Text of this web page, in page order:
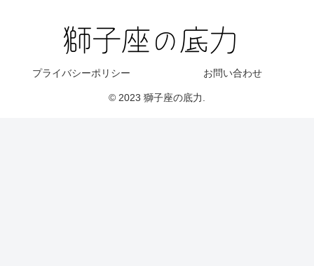
プライバシーポリシー お問い合わせ
© 2023 獅子座の底力.